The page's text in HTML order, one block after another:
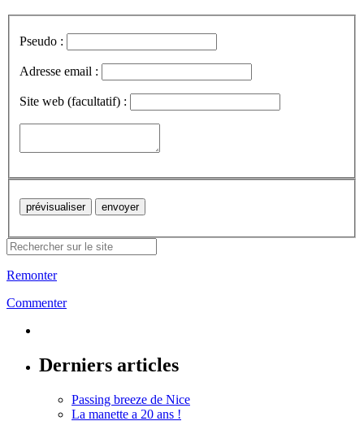
Pseudo :
Adresse email :
Site web (facultatif) :
Remonter
Commenter
Derniers articles
Passing breeze de Nice
La manette a 20 ans !